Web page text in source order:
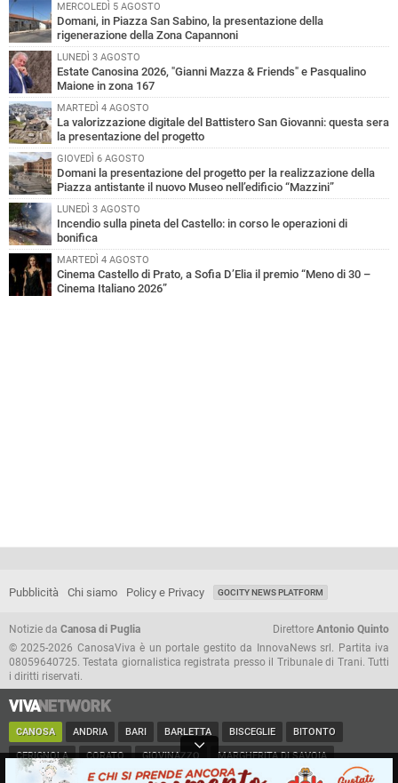
MERCOLEDÌ 5 AGOSTO
Domani, in Piazza San Sabino, la presentazione della
rigenerazione della Zona Capannoni
LUNEDÌ 3 AGOSTO
Estate Canosina 2026, "Gianni Mazza & Friends" e Pasqualino
Maione in zona 167
MARTEDÌ 4 AGOSTO
La valorizzazione digitale del Battistero San Giovanni: questa sera
la presentazione del progetto
GIOVEDÌ 6 AGOSTO
Domani la presentazione del progetto per la realizzazione della
Piazza antistante il nuovo Museo nell’edificio “Mazzini”
LUNEDÌ 3 AGOSTO
Incendio sulla pineta del Castello: in corso le operazioni di
bonifica
MARTEDÌ 4 AGOSTO
Cinema Castello di Prato, a Sofia D’Elia il premio “Meno di 30 –
Cinema Italiano 2026”
Pubblicità Chi siamo Policy e Privacy GOCITY NEWS PLATFORM
Notizie da Canosa di Puglia Direttore Antonio Quinto
© 2025-2026 CanosaViva è un portale gestito da InnovaNews srl. Partita iva
08059640725. Testata giornalistica registrata presso il Tribunale di Trani. Tutti
i diritti riservati.
CANOSA ANDRIA BARI BARLETTA BISCEGLIE BITONTO
CERIGNOLA CORATO GIOVINAZZO MARGHERITA DI SAVOIA
MINERVINO MODUGNO MOLFETTA PUGLIA RUVO